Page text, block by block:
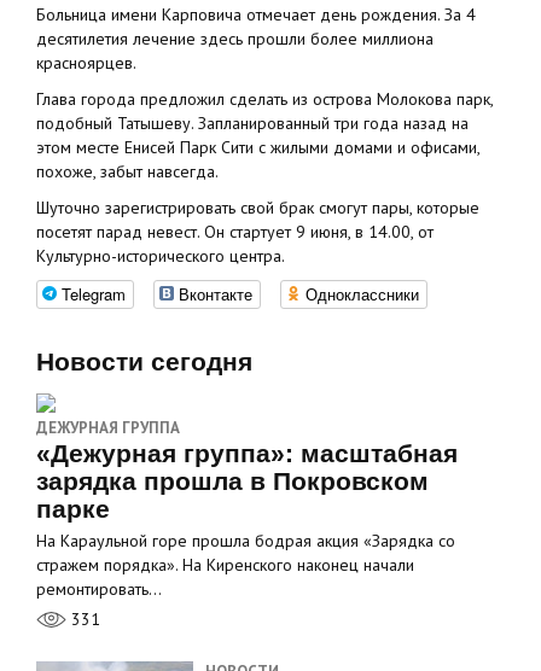
Больница имени Карповича отмечает день рождения. За 4
десятилетия лечение здесь прошли более миллиона
красноярцев.
Глава города предложил сделать из острова Молокова парк,
подобный Татышеву. Запланированный три года назад на
этом месте Енисей Парк Сити с жилыми домами и офисами,
похоже, забыт навсегда.
Шуточно зарегистрировать свой брак смогут пары, которые
посетят парад невест. Он стартует 9 июня, в 14.00, от
Культурно-исторического центра.
Telegram Вконтакте Одноклассники
Новости сегодня
ДЕЖУРНАЯ ГРУППА
«Дежурная группа»: масштабная
зарядка прошла в Покровском
парке
На Караульной горе прошла бодрая акция «Зарядка со
стражем порядка». На Киренского наконец начали
ремонтировать…
331